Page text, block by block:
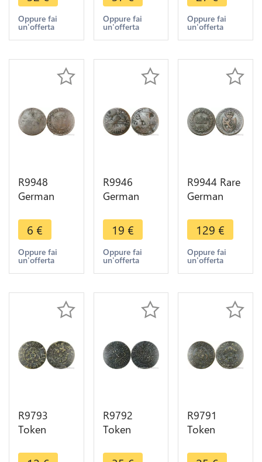
Heller 1794
-> Make
Offer
Oppure fai
un'offerta
Maximilian
IV Joseph
1804 R ->
Oppure fai
un'offerta
Francois I
1812 S
Schmöllnitz
Offer
Oppure fai
un'offerta
R9948
German
Jülich Berg
1/2 Stuber
Karl
Theodor
-> Make
6 €
Oppure fai
un'offerta
R9946
German
Münster 6
Pfennig
1762 ->
Make Offer
19 €
Oppure fai
un'offerta
R9944 Rare
German
Nassau
Kreuzer
Friedrich
August
1808 L
129 €
Oppure fai
un'offerta
R9793
Token
Jeton de
R9792
Token
Jeton de
R9791
Token
Jeton de